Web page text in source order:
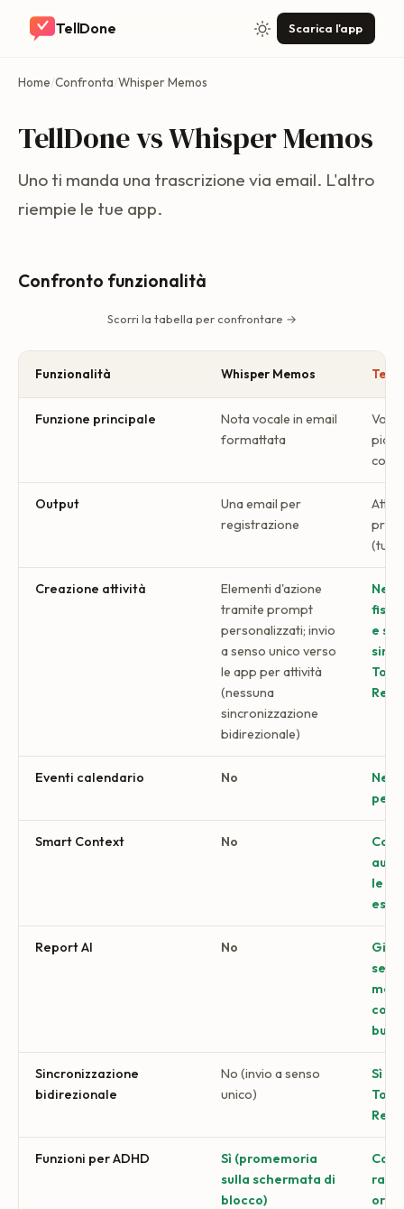
TellDone Scarica l'app
Home/Confronta/Whisper Memos
TellDone vs Whisper Memos
Uno ti manda una trascrizione via email. L'altro
riempie le tue app.
Confronto funzionalità
Scorri la tabella per confrontare →
Funzionalità Whisper Memos
Funzione principale
Nota vocale in email
formattata
Voce
Output
Una email per
registrazione
Creazione attività
Elementi d'azione
tramite prompt
personalizzati; invio
a senso unico verso
le app per attività
(nessuna
sincronizzazione
bidirezionale)
e
Eventi calendario No
per
Smart Context No
le
Report AI No
con
Sincronizzazione
bidirezionale
No (invio a senso
unico)
Sì
Funzioni per ADHD
Sì (promemoria
sulla schermata di
blocco)